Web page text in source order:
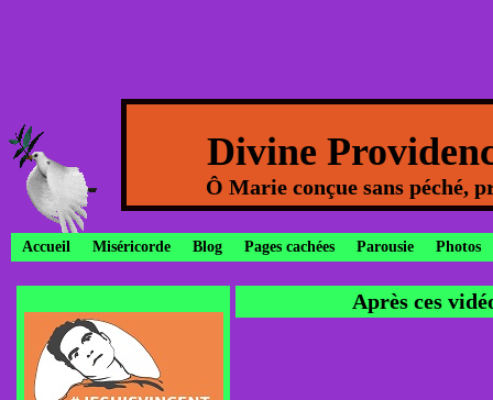
Divine
Ô Marie conçue sans péché,
Accueil Miséricorde Blog Pages cachées Parousie Photos
Après ces